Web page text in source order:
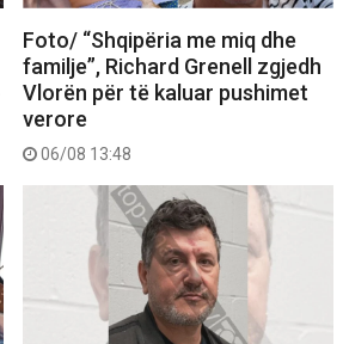
Foto/ “Shqipëria me miq dhe
familje”, Richard Grenell zgjedh
Vlorën për të kaluar pushimet
verore
06/08 13:48